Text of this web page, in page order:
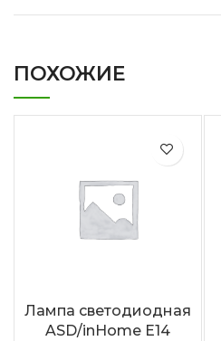
ПОХОЖИЕ
Лампа светодиодная
ASD/inHome Е14